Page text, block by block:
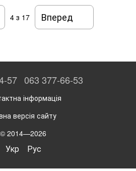
4 з 17 Вперед
57 063 377-66-53
інформація
версія сайту
© 2014—2026
Укр Рус